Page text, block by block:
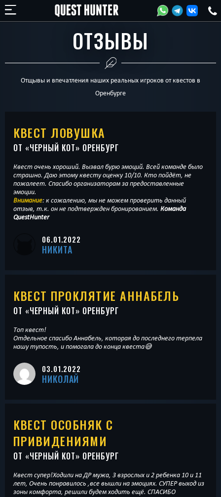
ОТЗЫВЫ
Отщывы и впечатления наших реальных игроков от квестов в
Оренбурге
КВЕСТ ЛОВУШКА
ОТ «ЧЕРНЫЙ КОТ» ОРЕНБУРГ
Квест очень хороший. Вызвал бурю эмоций. Всей команде было
страшно. Даю этому квесту оценку 10/10. Кто пойдёт, не
пожалеет. Спасибо организаторам за предоставленные
эмоции.
Внимание: к сожалению, мы не можем проверить данный
отзыв, т.к. он не подтвержден бронированием. Команда
QuestHunter
06.01.2022
НИКИТА
КВЕСТ ПРОКЛЯТИЕ АННАБЕЛЬ
ОТ «ЧЕРНЫЙ КОТ» ОРЕНБУРГ
Топ квест!
Отдельное спасибо Аннабель, которая до последнего терпела
нашу тупость, и помогала до конца квеста😅
03.01.2022
НИКОЛАЙ
КВЕСТ ОСОБНЯК С
ПРИВИДЕНИЯМИ
ОТ «ЧЕРНЫЙ КОТ» ОРЕНБУРГ
Квест супер!Ходили на ДР мужа, 3 взрослых и 2 ребенка 10 и 11
лет, Очень понравилось ,все вышли на эмоциях. СУПЕР выход из
зоны комфорта, решили будем ходить ещё. СПАСИБО